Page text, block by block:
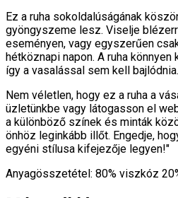
Ez a ruha sokoldalúságának
gyöngyszeme lesz. Viselje
eseményen, vagy egyszerűen
hétköznapi napon. A ruha
így a vasalással sem kell bajlódnia.
Nem véletlen, hogy ez a ruha a
üzletünkbe vagy látogasson el
a különböző színek és minták
önhöz leginkább illőt. Engedje,
egyéni stílusa kifejezője legyen!"
Anyagösszetétel: 80% viszkóz